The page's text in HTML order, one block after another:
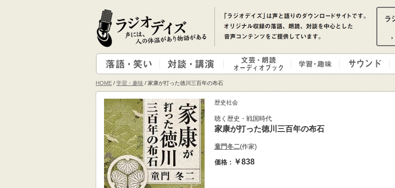
HOME / 学習・趣味 / 家康が打った徳川三百年の布石
歴史社会
聴く歴史・戦国時代
家康が打った徳川三百年の布石
童門冬二(作家)
価格： ￥838